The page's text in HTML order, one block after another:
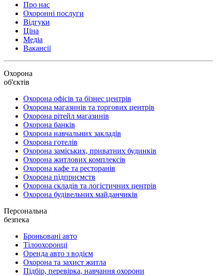
Про нас
Охоронні послуги
Відгуки
Ціна
Медіа
Вакансії
Охорона
об'єктів
Охорона офісів та бізнес центрів
Охорона магазинів та торгових центрів
Охорона рітейл магазинів
Охорона банків
Охорона навчальних закладів
Охорона готелів
Охорона заміських, приватних будинків
Охорона житлових комплексів
Охорона кафе та ресторанів
Охорона підприємств
Охорона складів та логістичних центрів
Охорона будівельних майданчиків
Персональна
безпека
Броньовані авто
Тілоохоронці
Оренда авто з водієм
Охорона та захист житла
Підбір, перевірка, навчання охорони